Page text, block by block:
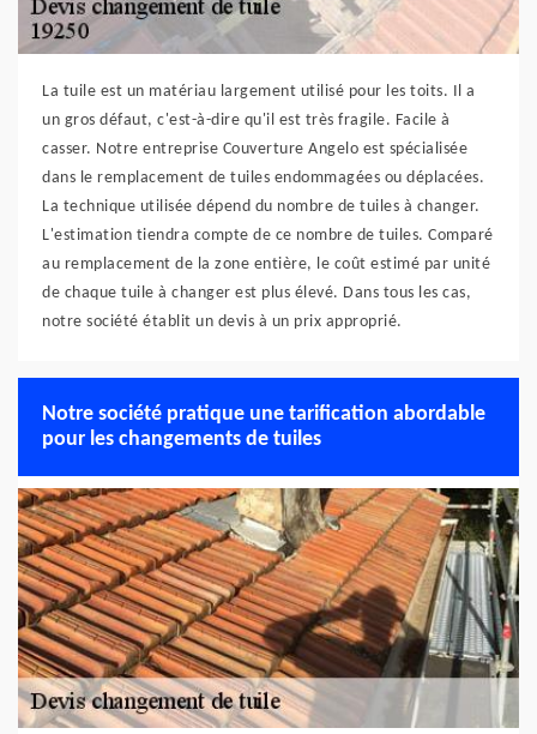
La tuile est un matériau largement utilisé pour les toits. Il a
un gros défaut, c'est-à-dire qu'il est très fragile. Facile à
casser. Notre entreprise Couverture Angelo est spécialisée
dans le remplacement de tuiles endommagées ou déplacées.
La technique utilisée dépend du nombre de tuiles à changer.
L'estimation tiendra compte de ce nombre de tuiles. Comparé
au remplacement de la zone entière, le coût estimé par unité
de chaque tuile à changer est plus élevé. Dans tous les cas,
notre société établit un devis à un prix approprié.
Notre société pratique une tarification abordable
pour les changements de tuiles